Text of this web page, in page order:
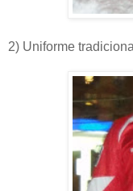
2) Uniforme